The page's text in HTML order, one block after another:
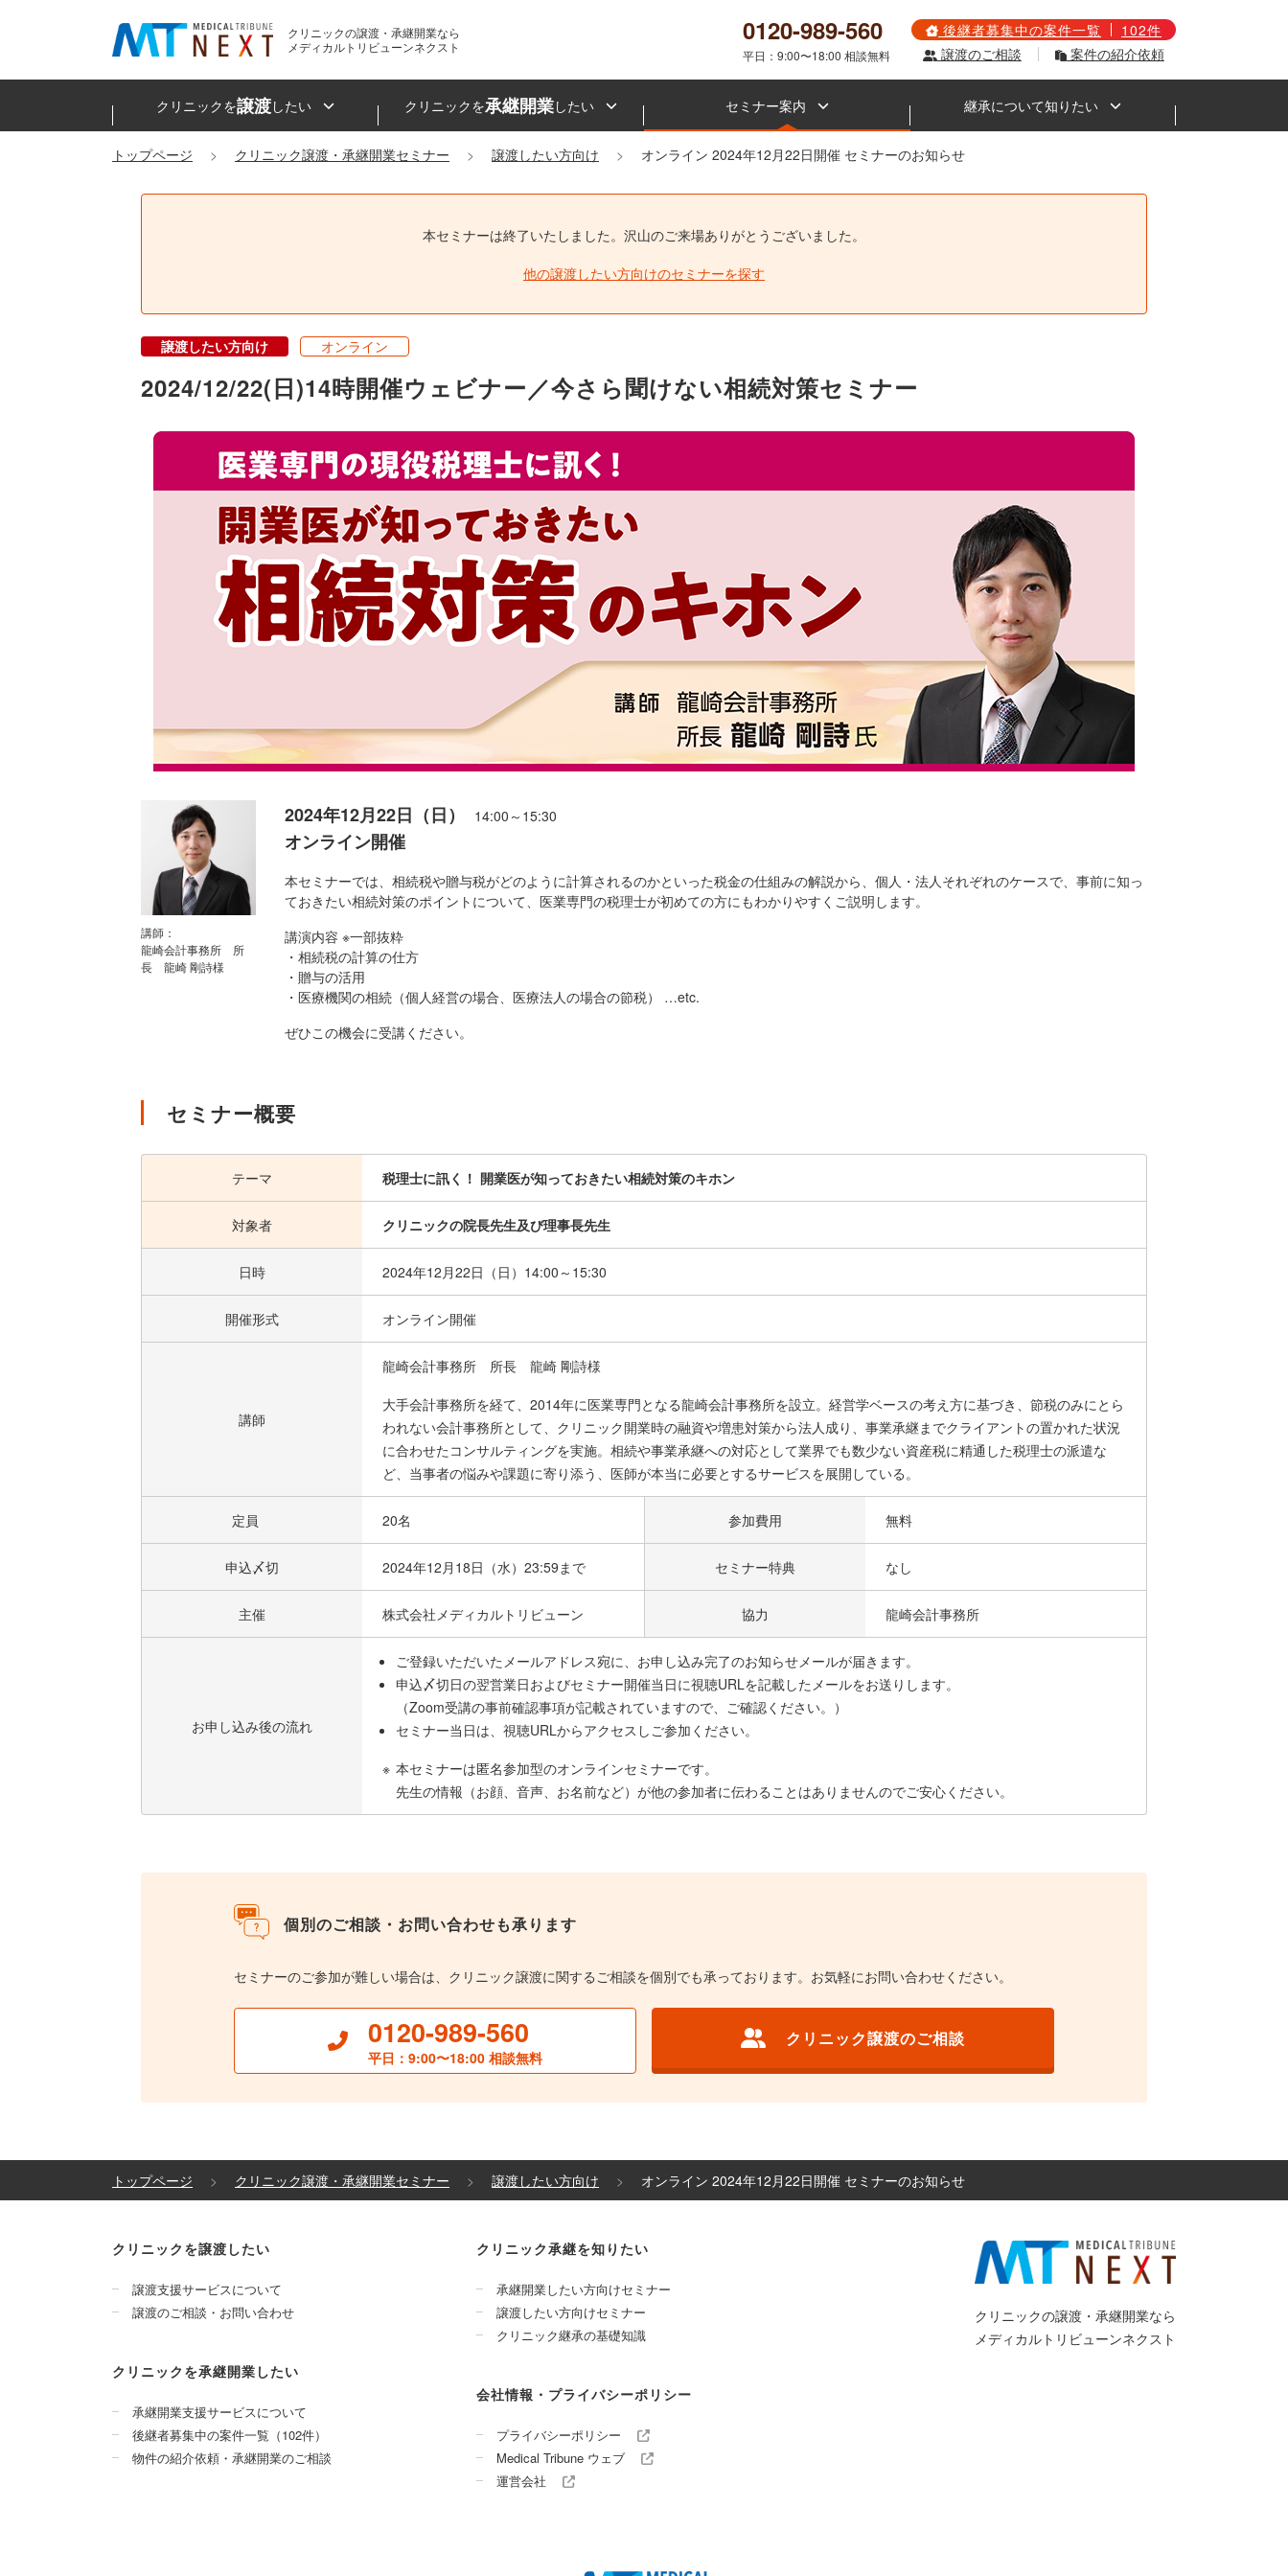
クリニックの譲渡・承継開業なら
メディカルトリビューンネクスト
0120-989-560
平日：9:00〜18:00 相談無料
後継者募集中の案件一覧
102件
譲渡のご相談
案件の紹介依頼
クリニックを譲渡したい クリニックを承継開業したい セミナー案内 継承について知りたい
トップページ クリニック譲渡・承継開業セミナー 譲渡したい方向け オンライン 2024年12月22日開催 セミナーのお知らせ
本セミナーは終了いたしました。 沢山のご来場ありがとうございました。
他の譲渡したい方向けのセミナーを探す
譲渡したい方向け オンライン
2024/12/22(日)14時開催ウェビナー／今さら聞けない相続対策セミナー
講師：
龍崎会計事務所 所
長 龍崎 剛詩様
2024年12月22日（日） 14:00～15:30
オンライン開催
本セミナーでは、相続税や贈与税がどのように計算されるのかといった税金の仕組みの解説から、個人・法人それぞれのケースで、事前に知っ
ておきたい相続対策のポイントについて、医業専門の税理士が初めての方にもわかりやすくご説明します。
講演内容 ※一部抜粋
・相続税の計算の仕方
・贈与の活用
・医療機関の相続（個人経営の場合、医療法人の場合の節税） …etc.
ぜひこの機会に受講ください。
セミナー概要
テーマ 税理士に訊く！ 開業医が知っておきたい相続対策のキホン
対象者 クリニックの院長先生及び理事長先生
日時 2024年12月22日（日） 14:00～15:30
開催形式 オンライン開催
講師
龍崎会計事務所 所長 龍崎 剛詩様
大手会計事務所を経て、2014年に医業専門となる龍崎会計事務所を設立。経営学ベースの考え方に基づき、節税のみにとら
われない会計事務所として、クリニック開業時の融資や増患対策から法人成り、事業承継までクライアントの置かれた状況
に合わせたコンサルティングを実施。相続や事業承継への対応として業界でも数少ない資産税に精通した税理士の派遣な
ど、当事者の悩みや課題に寄り添う、医師が本当に必要とするサービスを展開している。
定員 20名 参加費用 無料
申込〆切 2024年12月18日（水）23:59まで セミナー特典 なし
主催 株式会社メディカルトリビューン 協力 龍崎会計事務所
お申し込み後の流れ
ご登録いただいたメールアドレス宛に、お申し込み完了のお知らせメールが届きます。
申込〆切日の翌営業日およびセミナー開催当日に視聴URLを記載したメールをお送りします。
（Zoom受講の事前確認事項が記載されていますので、ご確認ください。）
セミナー当日は、視聴URLからアクセスしご参加ください。
本セミナーは匿名参加型のオンラインセミナーです。
先生の情報（お顔、音声、お名前など）が他の参加者に伝わることはありませんのでご安心ください。
個別のご相談・お問い合わせも承ります
セミナーのご参加が難しい場合は、クリニック譲渡に関するご相談を個別でも承っております。お気軽にお問い合わせください。
0120-989-560
平日：9:00〜18:00 相談無料
クリニック譲渡のご相談
トップページ クリニック譲渡・承継開業セミナー 譲渡したい方向け オンライン 2024年12月22日開催 セミナーのお知らせ
クリニックを譲渡したい
譲渡支援サービスについて
譲渡のご相談・お問い合わせ
クリニックを承継開業したい
承継開業支援サービスについて
後継者募集中の案件一覧（102件）
物件の紹介依頼・承継開業のご相談
クリニック承継を知りたい
承継開業したい方向けセミナー
譲渡したい方向けセミナー
クリニック継承の基礎知識
会社情報・プライバシーポリシー
プライバシーポリシー
Medical Tribune ウェブ
運営会社
クリニックの譲渡・承継開業なら
メディカルトリビューンネクスト